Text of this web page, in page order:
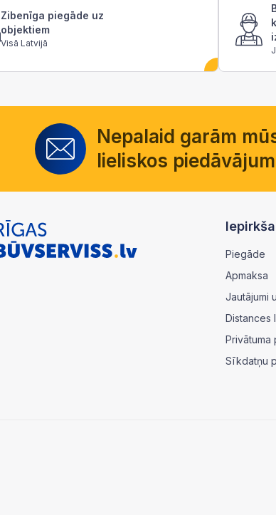
Zibenīga piegāde uz
objektiem
Visā Latvijā
Nepalaid garām
lieliskos
Piegāde
Apmaksa
Jautājumi
Distances
Privātuma
Sīkdatņu